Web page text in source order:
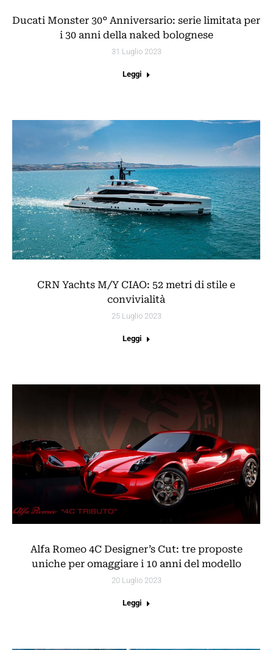
Ducati Monster 30° Anniversario: serie limitata per
i 30 anni della naked bolognese
31 Luglio 2023
Leggi
CRN Yachts M/Y CIAO: 52 metri di stile e
convivialità
25 Luglio 2023
Leggi
Alfa Romeo 4C Designer’s Cut: tre proposte
uniche per omaggiare i 10 anni del modello
20 Luglio 2023
Leggi